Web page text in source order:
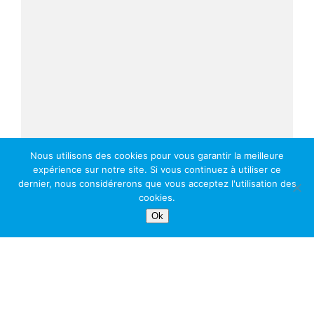
Nous utilisons des cookies pour vous garantir la meilleure
expérience sur notre site. Si vous continuez à utiliser ce
dernier, nous considérerons que vous acceptez l'utilisation des
cookies.
Ok